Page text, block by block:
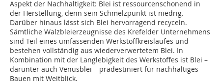
Aspekt der Nachhaltigkeit: Blei ist ressourcenschonend in
der Herstellung, denn sein Schmelzpunkt ist niedrig.
Darüber hinaus lässt sich Blei hervorragend recyceln.
Sämtliche Walzbleierzeugnisse des Krefelder Unternehmens
sind Teil eines umfassenden Werkstoffkreislaufes und
bestehen vollständig aus wiederverwertetem Blei. In
Kombination mit der Langlebigkeit des Werkstoffes ist Blei –
darunter auch Venusblei – prädestiniert für nachhaltiges
Bauen mit Weitblick.